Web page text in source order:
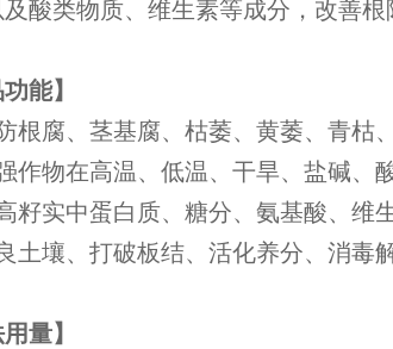
酸类物质、维生素等成分，改善
能】
根腐、茎基腐、枯萎、黄萎、青枯
作物在高温、低温、干旱、盐碱、
籽实中蛋白质、糖分、氨基酸、维
土壤、打破板结、活化养分、消毒
量】